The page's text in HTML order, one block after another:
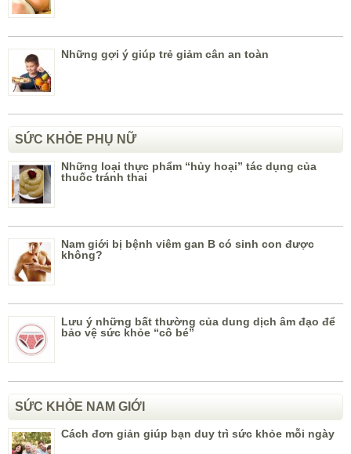
Những gợi ý giúp trẻ giảm cân an toàn
SỨC KHỎE PHỤ NỮ
Những loại thực phẩm “hủy hoại” tác dụng của
thuốc tránh thai
Nam giới bị bệnh viêm gan B có sinh con được
không?
Lưu ý những bất thường của dung dịch âm đạo để
bảo vệ sức khỏe “cô bé”
SỨC KHỎE NAM GIỚI
Cách đơn giản giúp bạn duy trì sức khỏe mỗi ngày